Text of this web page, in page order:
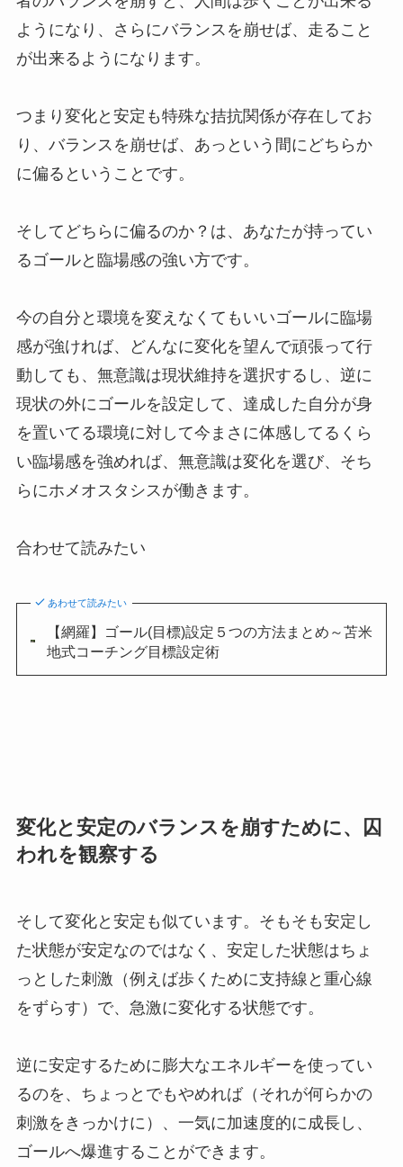
ようになり、さらにバランスを崩せば、走ること
が出来るようになります。
つまり変化と安定も特殊な拮抗関係が存在してお
り、バランスを崩せば、あっという間にどちらか
に偏るということです。
そしてどちらに偏るのか？は、あなたが持ってい
るゴールと臨場感の強い方です。
今の自分と環境を変えなくてもいいゴールに臨場
感が強ければ、どんなに変化を望んで頑張って行
動しても、無意識は現状維持を選択するし、逆に
現状の外にゴールを設定して、達成した自分が身
を置いてる環境に対して今まさに体感してるくら
い臨場感を強めれば、無意識は変化を選び、そち
らにホメオスタシスが働きます。
合わせて読みたい
あわせて読みたい
【網羅】ゴール(目標)設定５つの方法まとめ～苫米
地式コーチング目標設定術
変化と安定のバランスを崩すために、囚
われを観察する
そして変化と安定も似ています。そもそも安定し
た状態が安定なのではなく、安定した状態はちょ
っとした刺激（例えば歩くために支持線と重心線
をずらす）で、急激に変化する状態です。
逆に安定するために膨大なエネルギーを使ってい
るのを、ちょっとでもやめれば（それが何らかの
刺激をきっかけに）、一気に加速度的に成長し、
ゴールへ爆進することができます。